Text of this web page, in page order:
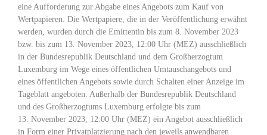
eine Aufforderung zur Abgabe eines Angebots zum Kauf von
Wertpapieren. Die Wertpapiere, die in der Veröffentlichung erwähnt
werden, wurden durch die Emittentin bis zum 8. November 2023
bzw. bis zum 13. November 2023, 12:00 Uhr (MEZ) ausschließlich
in der Bundesrepublik Deutschland und dem Großherzogtum
Luxemburg im Wege eines öffentlichen Umtauschangebots und
eines öffentlichen Angebots sowie durch Schalten einer Anzeige im
Tageblatt angeboten. Außerhalb der Bundesrepublik Deutschland
und des Großherzogtums Luxemburg erfolgte bis zum
13. November 2023, 12:00 Uhr (MEZ) ein Angebot ausschließlich
in Form einer Privatplatzierung nach den jeweils anwendbaren